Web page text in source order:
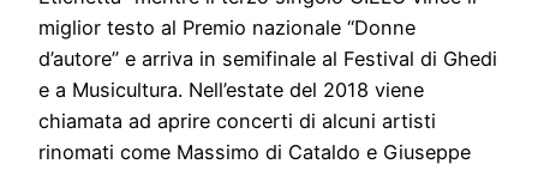
miglior testo al Premio nazionale “Donne
d’autore” e arriva in semifinale al Festival di Ghedi
e a Musicultura. Nell’estate del 2018 viene
chiamata ad aprire concerti di alcuni artisti
rinomati come Massimo di Cataldo e Giuseppe